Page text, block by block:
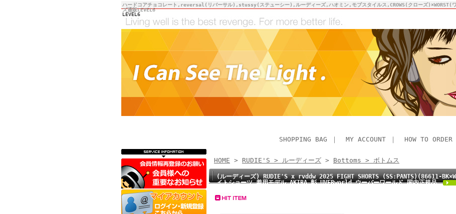
ハードコアチョコレート,reversal(リバーサル),stussy(ステューシー),ルーディーズ,ハオミン,モブスタイルス,CROWS(クローズ)×WORST(ワ
ズ通販LEVEL6
LEVEL6
SHOPPING BAG ｜ MY ACCOUNT ｜ HOW TO ORDER
HOME > RUDIE'S > ルーディーズ > Bottoms > ボトムス
(ルーディーズ) RUDIE'S x rvddw 2025 FIGHT SHORTS (SS:PANTS)(86611-
イトショーツ 着用モデル AKIRA 彰 UVERworld ウーバーワールド 国内正規品